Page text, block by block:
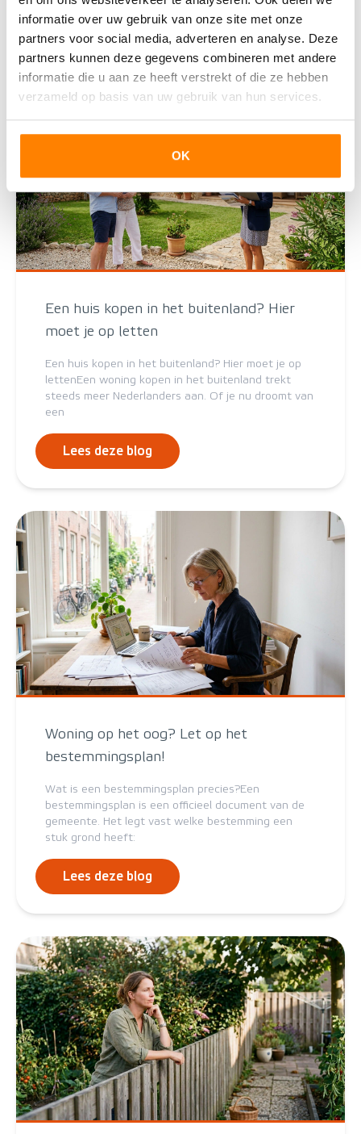
informatie over uw gebruik van onze site met onze
partners voor social media, adverteren en analyse. Deze
partners kunnen deze gegevens combineren met andere
informatie die u aan ze heeft verstrekt of die ze hebben
verzameld op basis van uw gebruik van hun services.
OK
Lees deze blog
Een huis kopen in het buitenland? Hier
moet je op letten
Een huis kopen in het buitenland? Hier moet je op
lettenEen woning kopen in het buitenland trekt
steeds meer Nederlanders aan. Of je nu droomt van
een
Lees deze blog
Woning op het oog? Let op het
bestemmingsplan!
Wat is een bestemmingsplan precies?Een
bestemmingsplan is een officieel document van de
gemeente. Het legt vast welke bestemming een
stuk grond heeft:
Lees deze blog